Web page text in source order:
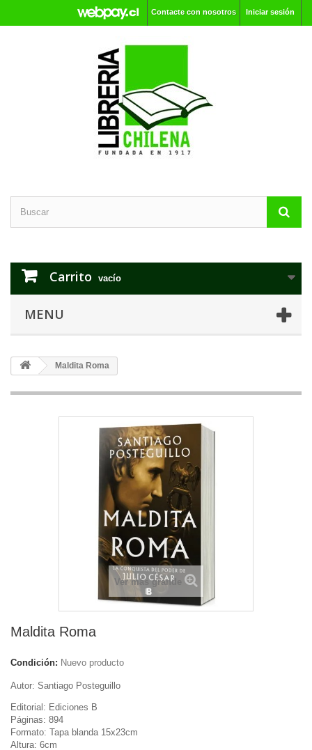
Iniciar sesión
Contacte con nosotros
Carrito vacío
MENU
Maldita Roma
Ver más grande
Maldita Roma
Condición: Nuevo producto
Autor: Santiago Posteguillo
Editorial: Ediciones B
Páginas: 894
Formato: Tapa blanda 15x23cm
Altura: 6cm